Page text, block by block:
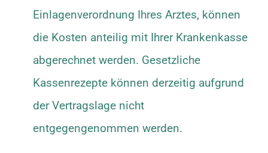
Einlagenverordnung Ihres Arztes, können
die Kosten anteilig mit Ihrer Krankenkasse
abgerechnet werden. Gesetzliche
Kassenrezepte können derzeitig aufgrund
der Vertragslage nicht
entgegengenommen werden.